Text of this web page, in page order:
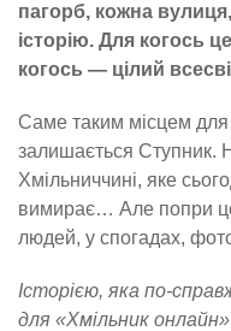
пагорб, кожна
історію. Для когось
когось — цілий
Саме таким місцем для
залишається Ступник.
Хмільниччині, яке
вимирає… Але попри
людей, у спогадах,
Історією, яка по-
для «Хмільник